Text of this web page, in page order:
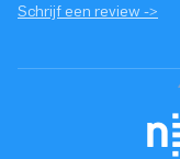
Schrijf een review ->